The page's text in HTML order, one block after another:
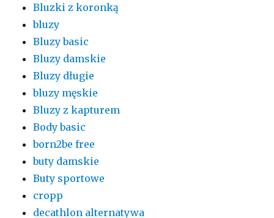
Bluzki z koronką
bluzy
Bluzy basic
Bluzy damskie
Bluzy długie
bluzy męskie
Bluzy z kapturem
Body basic
born2be free
buty damskie
Buty sportowe
cropp
decathlon alternatywa